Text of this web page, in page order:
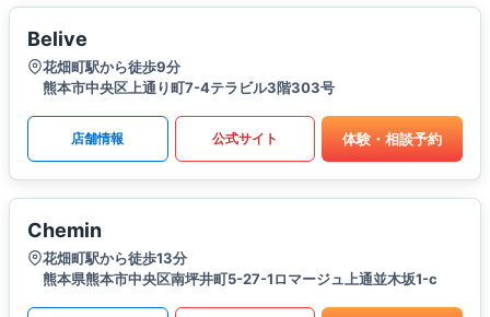
Belive
花畑町駅から徒歩9分
熊本市中央区上通り町7-4テラビル3階303号
店舗情報 公式サイト 体験・相談予約
Chemin
花畑町駅から徒歩13分
熊本県熊本市中央区南坪井町5-27-1ロマージュ上通並木坂1-c